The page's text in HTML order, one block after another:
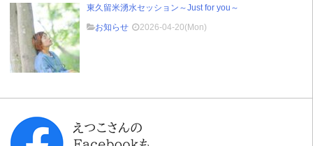
東久留米湧水セッション～Just for you～
お知らせ
2026-04-20(Mon)